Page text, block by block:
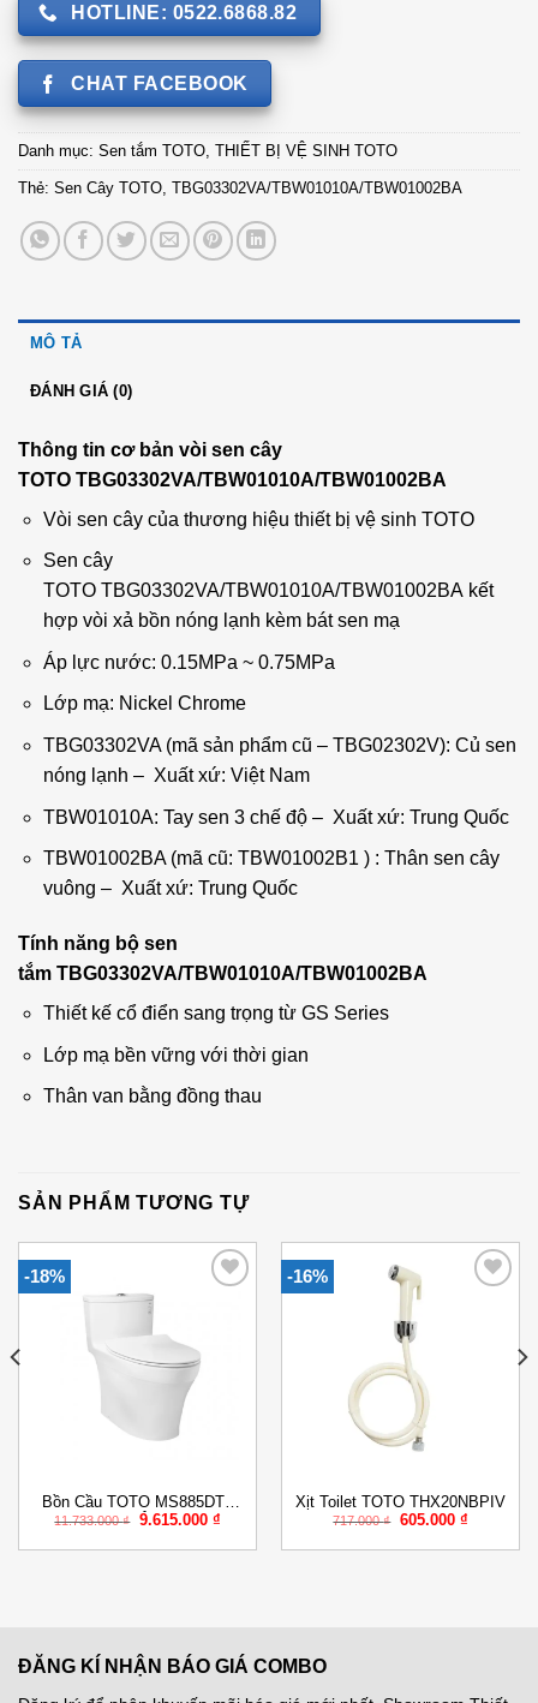
HOTLINE: 0522.6868.82
CHAT FACEBOOK
Danh mục: Sen tắm TOTO THIẾT BỊ VỆ SINH TOTO
Thẻ: Sen Cây TOTO TBG03302VA/TBW01010A/TBW01002BA
MÔ TẢ
ĐÁNH GIÁ (0)
Thông tin cơ bản vòi sen cây
TOTO TBG03302VA/TBW01010A/TBW01002BA
Vòi sen cây của thương hiệu thiết bị vệ sinh TOTO
Sen cây
TOTO TBG03302VA/TBW01010A/TBW01002BA kết
hợp vòi xả bồn nóng lạnh kèm bát sen mạ
Áp lực nước: 0.15MPa ~ 0.75MPa
Lớp mạ: Nickel Chrome
TBG03302VA (mã sản phẩm cũ – TBG02302V): Củ sen
nóng lạnh – Xuất xứ: Việt Nam
TBW01010A: Tay sen 3 chế độ – Xuất xứ: Trung Quốc
TBW01002BA (mã cũ: TBW01002B1 ) : Thân sen cây
vuông – Xuất xứ: Trung Quốc
Tính năng bộ sen
tắm TBG03302VA/TBW01010A/TBW01002BA
Thiết kế cổ điển sang trọng từ GS Series
Lớp mạ bền vững với thời gian
Thân van bằng đồng thau
SẢN PHẨM TƯƠNG TỰ
-18%
Wishlist
Bồn Cầu TOTO MS885DT8
Một Khối Nắp Êm TC600VS
11.733.000₫
Giá
là:
9.615.000 ₫Giá
tại
-16%
Xịt Toilet TOTO THX20NBPIV
717.000₫
Giá
là:
605.000 ₫Giá
tại
ĐĂNG KÍ NHẬN BÁO GIÁ COMBO